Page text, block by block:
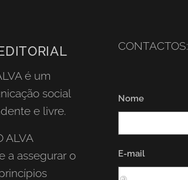
é um
social
e livre.
ALVA
a assegurar o
CONTACTOS:
Nome
E-mail